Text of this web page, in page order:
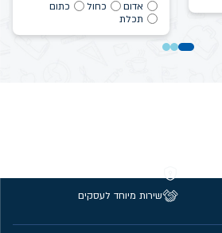
אדום
כחול
כתום
תכלת
שירות מיוחד לעסקים